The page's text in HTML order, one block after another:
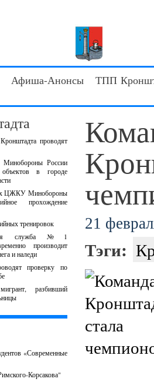
Афиша-Анонсы ТПП
проводят
Минобороны России
в городе
ЦЖКУ Минобороны
прохождение
тренировок
служба №1
производит
и наледи
проверку по
разбивший
«Современные
Корсакова"
21
Тэги: